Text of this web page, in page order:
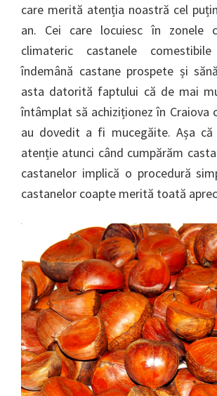
care merită atenția noastră cel
an. Cei care locuiesc în zonele
climateric castanele
îndemână castane prospete și
asta datorită faptului că de mai
întâmplat să achiziționez în Craiova
au dovedit a fi mucegăite. Așa că
atenție atunci când cumpărăm
castanelor implică o procedură
castanelor coapte merită toată